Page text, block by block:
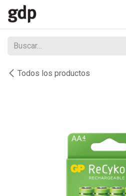
Ir al contenido
Todos los productos